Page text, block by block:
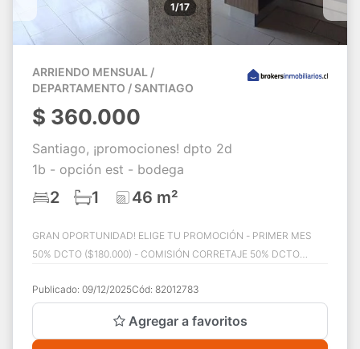
1/17
ARRIENDO MENSUAL /
DEPARTAMENTO / SANTIAGO
$ 360.000
Santiago, ¡promociones! dpto 2d
1b - opción est - bodega
2 1 46 m²
GRAN OPORTUNIDAD! ELIGE TU PROMOCIÓN - PRIMER MES
50% DCTO ($180.000) - COMISIÓN CORRETAJE 50% DCTO
Publicado: 09/12/2025Cód: 82012783
Agregar a favoritos